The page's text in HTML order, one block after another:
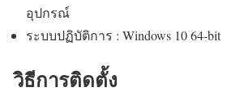
อุปกรณ์
ระบบปฏิบัติการ : Windows 10 64-bit
วิธีการติดตั้ง